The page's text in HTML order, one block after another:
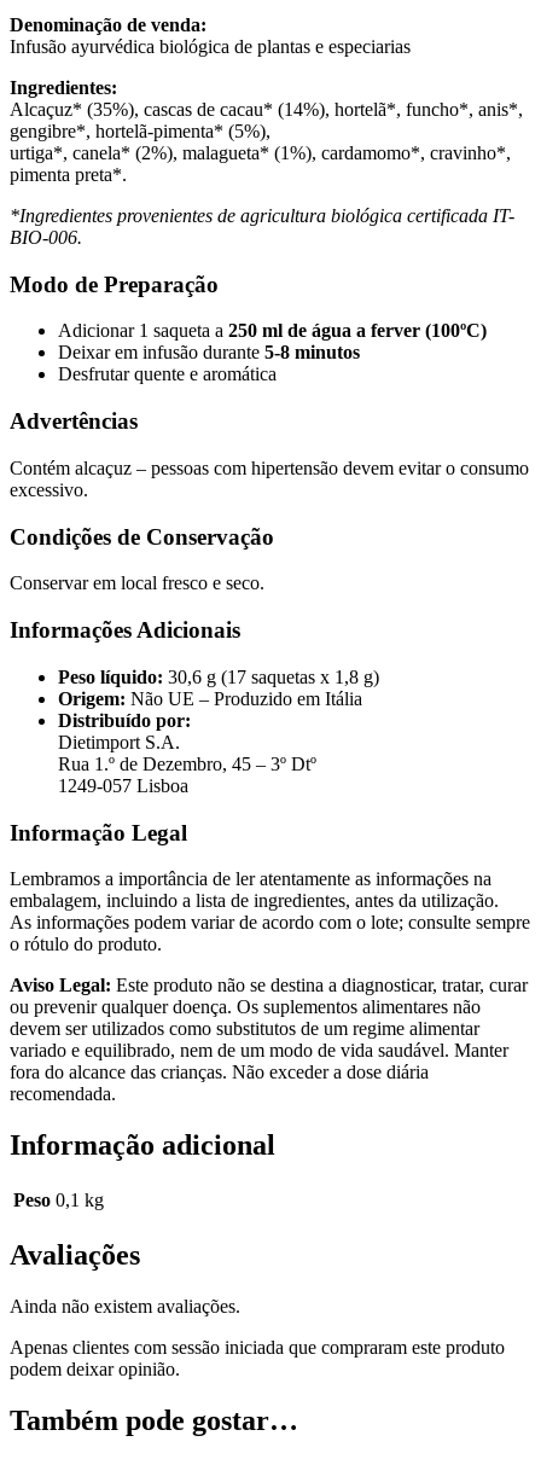
Denominação de venda:
Infusão ayurvédica biológica de plantas e especiarias
Ingredientes:
Alcaçuz* (35%), cascas de cacau* (14%), hortelã*, funcho*, anis*,
gengibre*, hortelã-pimenta* (5%),
urtiga*, canela* (2%), malagueta* (1%), cardamomo*, cravinho*,
pimenta preta*.
*Ingredientes provenientes de agricultura biológica certificada IT-
BIO-006.
Modo de Preparação
Adicionar 1 saqueta a 250 ml de água a ferver (100ºC)
Deixar em infusão durante 5-8 minutos
Desfrutar quente e aromática
Advertências
Contém alcaçuz – pessoas com hipertensão devem evitar o consumo
excessivo.
Condições de Conservação
Conservar em local fresco e seco.
Informações Adicionais
Peso líquido: 30,6 g (17 saquetas x 1,8 g)
Origem: Não UE – Produzido em Itália
Distribuído por:
Dietimport S.A.
Rua 1.º de Dezembro, 45 – 3º Dtº
1249-057 Lisboa
Informação Legal
Lembramos a importância de ler atentamente as informações na
embalagem, incluindo a lista de ingredientes, antes da utilização.
As informações podem variar de acordo com o lote; consulte sempre
o rótulo do produto.
Aviso Legal: Este produto não se destina a diagnosticar, tratar, curar
ou prevenir qualquer doença. Os suplementos alimentares não
devem ser utilizados como substitutos de um regime alimentar
variado e equilibrado, nem de um modo de vida saudável. Manter
fora do alcance das crianças. Não exceder a dose diária
recomendada.
Informação adicional
Peso 0,1 kg
Avaliações
Ainda não existem avaliações.
Apenas clientes com sessão iniciada que compraram este produto
podem deixar opinião.
Também pode gostar…